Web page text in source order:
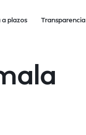
a plazos Transparencia